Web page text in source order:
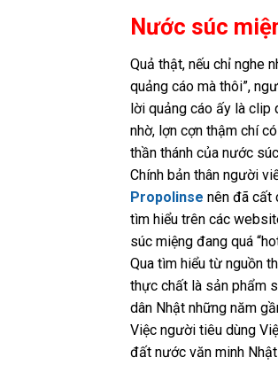
Nước súc
Quả thật, nếu chỉ nghe
quảng cáo mà thôi”,
lời quảng cáo ấy là clip
nhờ, lợn cợn thậm chí
thần thánh của nước
Chính bản thân người
Propolinse nên đã cất
tìm hiểu trên các
súc miệng đang quá
Qua tìm hiểu từ nguồn
thực chất là sản phẩm
dân Nhật những năm
Việc người tiêu dùng
đất nước văn minh Nhật